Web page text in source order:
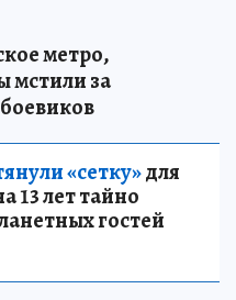
метро,
мстили за
«сетку»для
13 лет тайно
гостей